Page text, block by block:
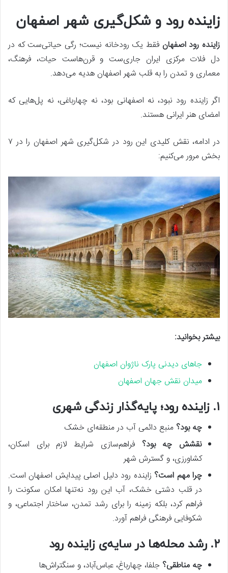
زاینده رود و شکل‌گیری شهر اصفهان
زاینده رود اصفهان فقط یک رودخانه نیست؛ رگی حیاتی‌ست که در
دل فلات مرکزی ایران جاری‌ست و قرن‌هاست حیات، فرهنگ،
معماری و تمدن را به قلب شهر اصفهان هدیه می‌دهد.
اگر زاینده رود نبود، نه اصفهانی بود، نه چهارباغی، نه پل‌هایی که
امضای هنر ایرانی هستند.
در ادامه، نقش کلیدی این رود در شکل‌گیری شهر اصفهان را در ۷
بخش مرور می‌کنیم:
بیشتر بخوانید:
جاهای دیدنی پارک ناژوان اصفهان
میدان نقش جهان اصفهان
۱. زاینده رود؛ پایه‌گذار زندگی شهری
چه بود؟ منبع دائمی آب در منطقه‌ای خشک
نقشش چه بود؟ فراهم‌سازی شرایط لازم برای اسکان،
کشاورزی، و گسترش شهر
چرا مهم است؟ زاینده رود دلیل اصلی پیدایش اصفهان است.
در قلب دشتی خشک، آب این رود نه‌تنها امکان سکونت را
فراهم کرد، بلکه زمینه را برای رشد تمدن، ساختار اجتماعی، و
شکوفایی فرهنگی فراهم آورد.
۲. رشد محله‌ها در سایه‌ی زاینده رود
چه مناطقی؟ جلفا، چهارباغ، عباس‌آباد، و سنگتراش‌ها